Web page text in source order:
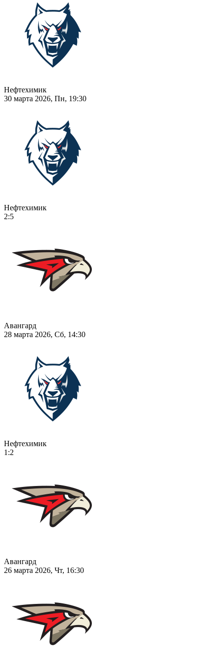
Нефтехимик
30 марта 2026, Пн, 19:30
Нефтехимик
2:5
Авангард
28 марта 2026, Сб, 14:30
Нефтехимик
1:2
Авангард
26 марта 2026, Чт, 16:30